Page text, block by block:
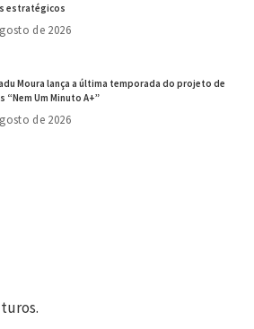
estratégicos
de 2026
Moura lança a última temporada do projeto de
“Nem Um Minuto A+”
de 2026